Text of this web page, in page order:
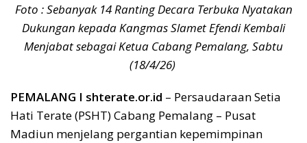
Foto : Sebanyak 14 Ranting Decara Terbuka Nyatakan
Dukungan kepada Kangmas Slamet Efendi Kembali
Menjabat sebagai Ketua Cabang Pemalang, Sabtu
(18/4/26)
PEMALANG I shterate.or.id – Persaudaraan Setia
Hati Terate (PSHT) Cabang Pemalang – Pusat
Madiun menjelang pergantian kepemimpinan